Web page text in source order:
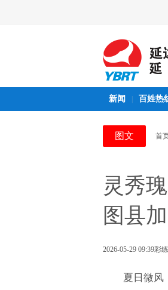
新闻 百姓热
图文 首
灵秀
图县
2026-05-29 09:39彩
夏日微风